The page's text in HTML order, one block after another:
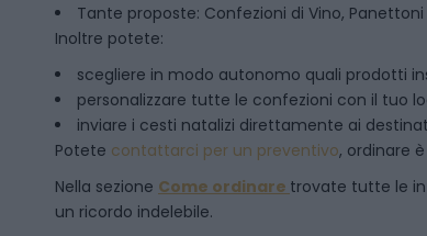
Tante proposte: Confezioni di Vino,
Inoltre potete:
scegliere in modo autonomo quali prodotti
personalizzare tutte le confezioni con il tuo
inviare i cesti natalizi direttamente ai
Potete contattarci per un preventivo, ordinare
Nella sezione Come ordinare trovate tutte le
un ricordo indelebile.